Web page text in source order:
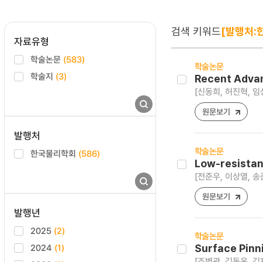
자료유형
학술논문 (583)
학술지 (3)
발행처
한국물리학회 (586)
발행년
2025 (2)
2024 (1)
검색 키워드[발행처:
학술논문
Recent
[신동희, 허진혁, 임
원문보기
학술논문
Low-
[전준우, 이상열, 송
원문보기
학술논문
Surface